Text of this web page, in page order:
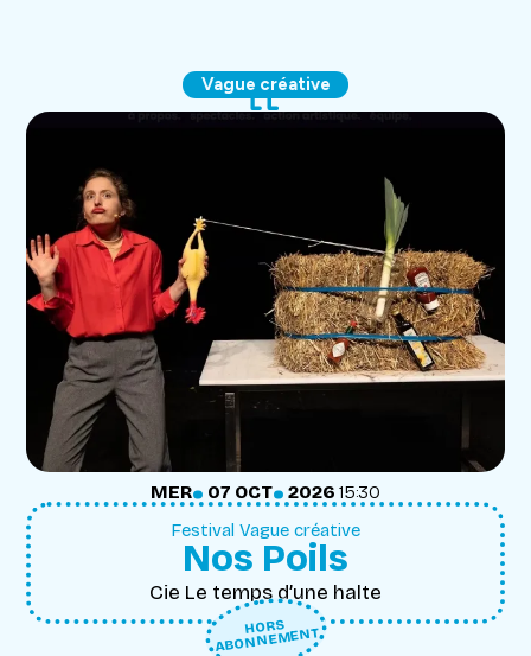
Vague créative
MERCREDI
MER. 07
OCTOBRE
OCT.2026 15:30
Festival Vague créative
Nos Poils
Cie Le temps d’une halte
HORS
ABONNEMENT